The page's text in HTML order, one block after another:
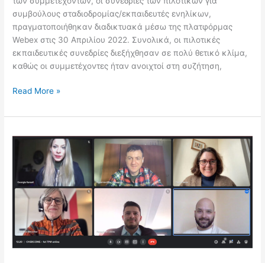
συμβούλους σταδιοδρομίας/εκπαιδευτές ενηλίκων,
πραγματοποιήθηκαν διαδικτυακά μέσω της πλατφόρμας
Webex στις 30 Απριλίου 2022. Συνολικά, οι πιλοτικές
εκπαιδευτικές συνεδρίες διεξήχθησαν σε πολύ θετικό κλίμα,
καθώς οι συμμετέχοντες ήταν ανοιχτοί στη συζήτηση,
Read More »
1ο
CARDET
/
IoD,
Κύπρος
(διαδικτυακό)